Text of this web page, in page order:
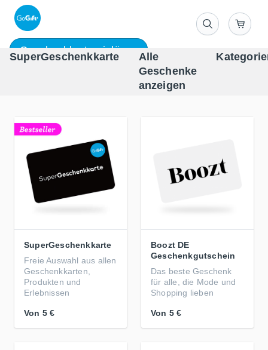
Geschenkkarte einlösen
SuperGeschenkkarte
Alle
Geschenke
anzeigen
SuperGeschenkkarte
Freie Auswahl aus allen
Geschenkkarten,
Produkten und
Erlebnissen
Von 5 €
Boozt DE
Geschenkgutschein
Das beste Geschenk
für alle, die Mode und
Shopping lieben
Von 5 €